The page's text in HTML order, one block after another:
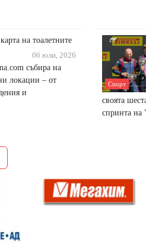
на тоалетните
06 юли, 2026
събира на
локации – от
и
Спорт
своята
спринта на